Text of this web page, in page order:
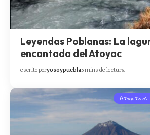
Leyendas Poblanas: La
encantada del Atoyac
escrito poryosoypuebla5 mins de lectura
Atractivos